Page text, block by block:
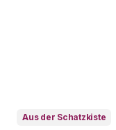
Aus der Schatzkiste